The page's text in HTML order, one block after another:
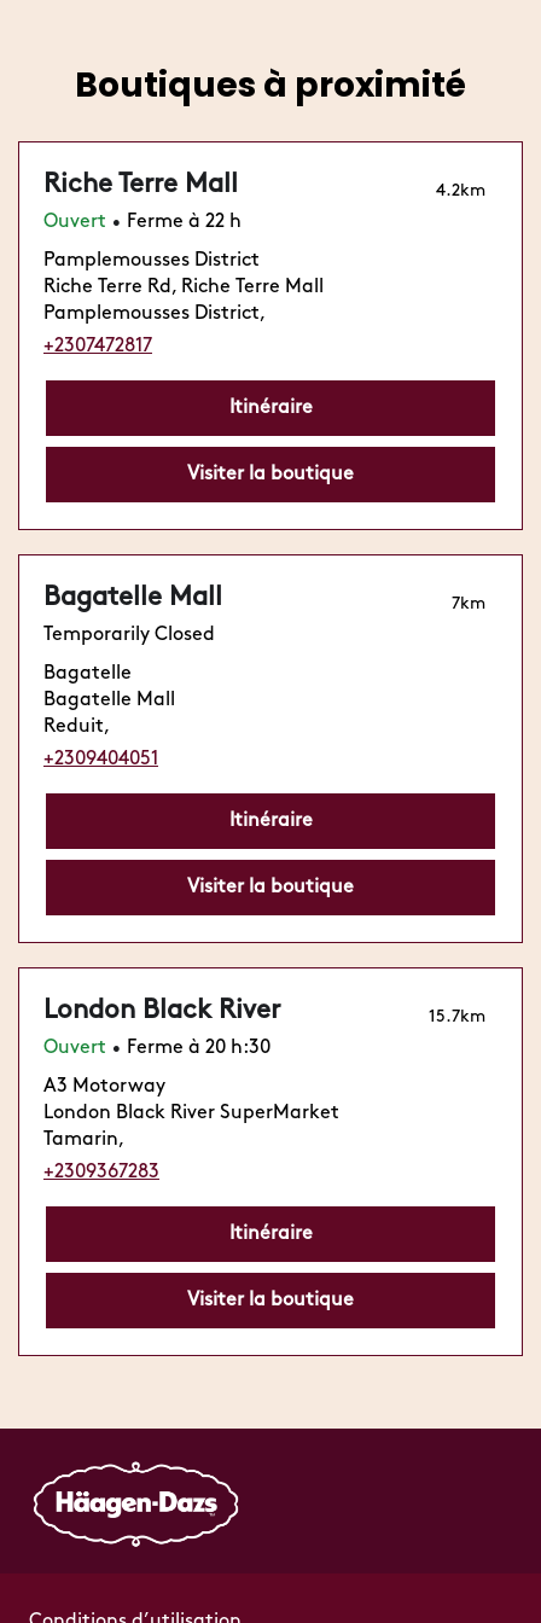
Boutiques à proximité
4.2km
Riche Terre Mall
Ouvert • Ferme à 22 h
Pamplemousses District
Riche Terre Rd, Riche Terre Mall
Pamplemousses District,
+2307472817
Itinéraire
Visiter la boutique
7km
Bagatelle Mall
Temporarily Closed
Bagatelle
Bagatelle Mall
Reduit,
+2309404051
Itinéraire
Visiter la boutique
15.7km
London Black River
Ouvert • Ferme à 20 h:30
A3 Motorway
London Black River SuperMarket
Tamarin,
+2309367283
Itinéraire
Visiter la boutique